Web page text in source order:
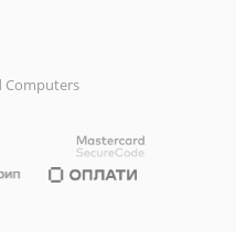
Computers